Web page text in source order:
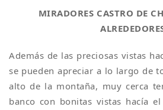
MIRADORES CASTRO DE
Además de las preciosas vistas
se pueden apreciar a lo largo de
alto de la montaña, muy cerca
banco con bonitas vistas hacía